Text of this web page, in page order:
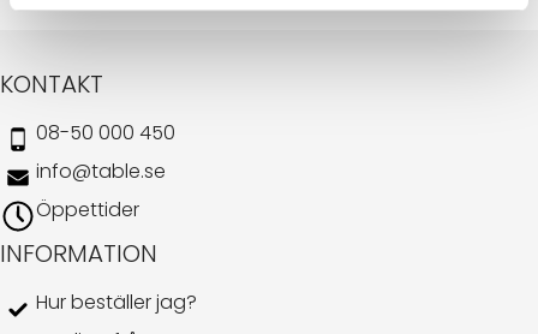
KONTAKT
08-50 000 450
info@table.se
Öppettider
INFORMATION
Hur beställer jag?